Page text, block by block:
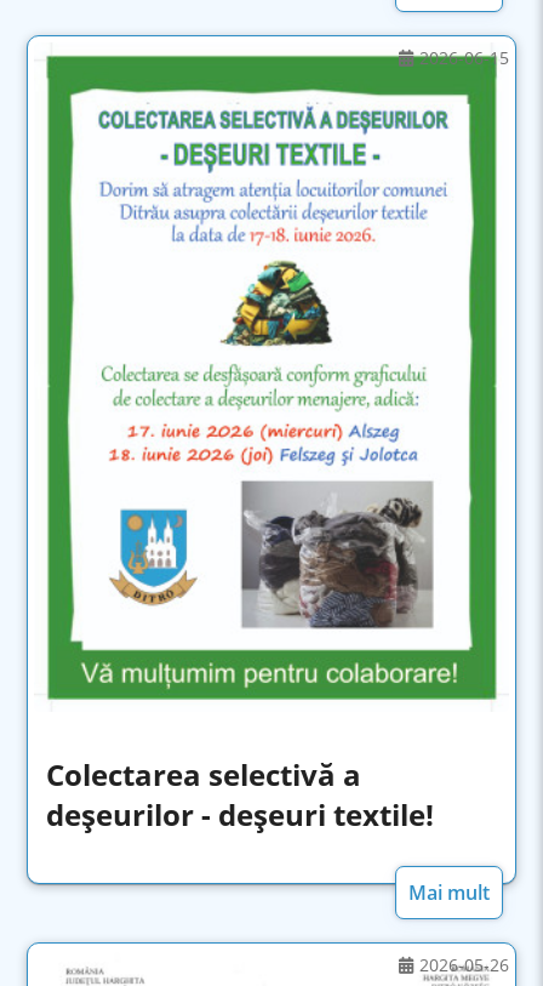
Colectarea selectivă a
deșeurilor - deșeuri textile!
2026-06-15
Mai mult
2026-05-26